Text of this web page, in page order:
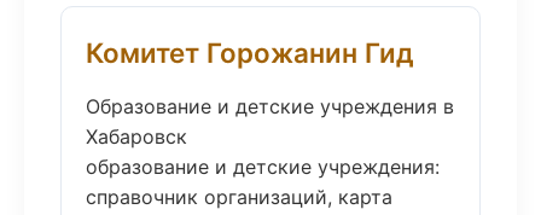
Комитет Горожанин Гид
Образование и детские учреждения в
Хабаровск
образование и детские учреждения:
справочник организаций, карта